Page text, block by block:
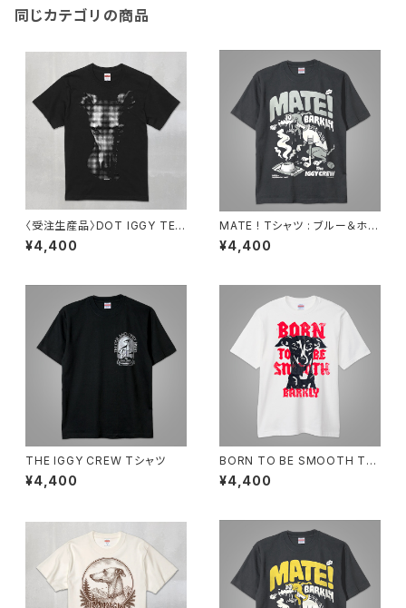
同じカテゴリの商品
〈受注生産品〉DOT IGGY TEE
※受注締切2026年6月7日まで
¥4,400
MATE ! Tシャツ : ブルー＆ホワ
イト
¥4,400
THE IGGY CREW Tシャツ
¥4,400
BORN TO BE SMOOTH Tシ
ャツ : ホワイト／ネオンレッド
¥4,400